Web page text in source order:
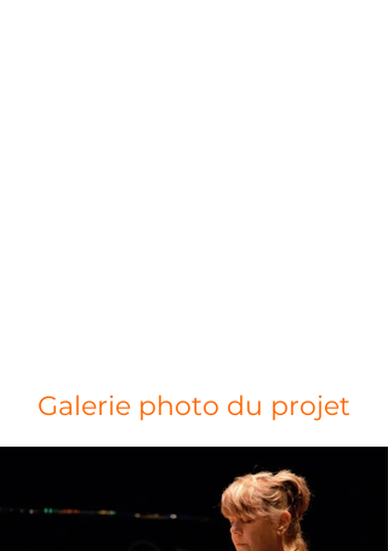
Galerie photo du projet